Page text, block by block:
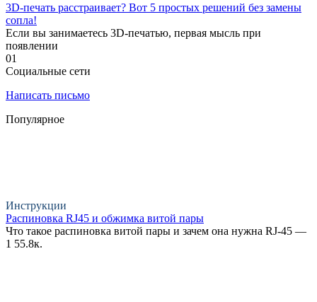
3D-печать расстраивает? Вот 5 простых решений без замены
сопла!
Если вы занимаетесь 3D-печатью, первая мысль при
появлении
01
Социальные сети
Написать письмо
Популярное
Инструкции
Распиновка RJ45 и обжимка витой пары
Что такое распиновка витой пары и зачем она нужна RJ-45 —
1 55.8к.